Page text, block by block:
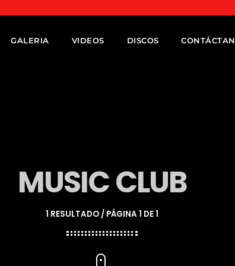
GALERIA VIDEOS DISCOS
MUSIC CLUB
1 RESULTADO / PÁGINA 1 DE 1